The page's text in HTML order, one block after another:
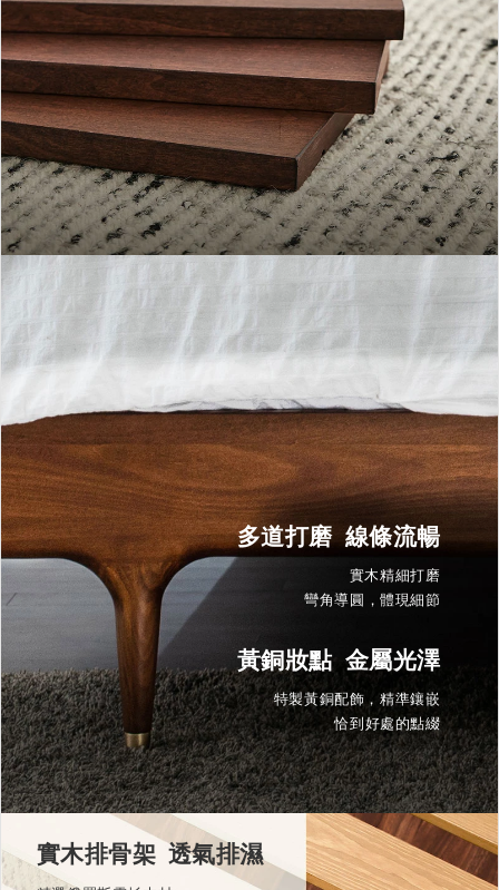
多道打磨 線條流暢
實木精細打磨
彎角導圓，體現細節
黃銅妝點 金屬光澤
特製黃銅配飾，精準鑲嵌
恰到好處的點綴
實木排骨架 透氣排濕